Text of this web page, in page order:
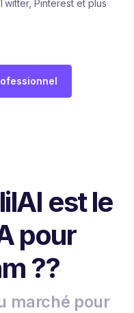
Pinterest et plus
est le
pour
??
marché pour